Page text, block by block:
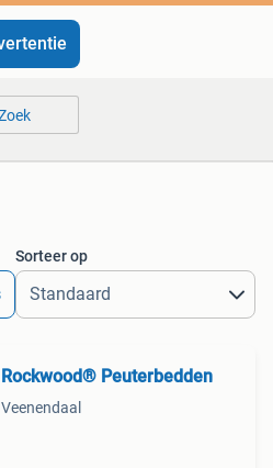
Sorteer op
Rockwood® Peuterbedden
Veenendaal